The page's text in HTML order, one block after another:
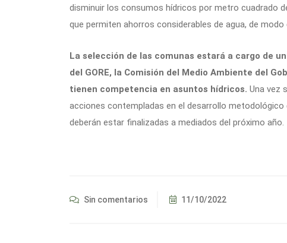
disminuir los consumos hídricos por metro cuadrado
que permiten ahorros considerables de agua, de
La selección de las comunas estará a cargo de
del GORE, la Comisión del Medio Ambiente del
tienen competencia en asuntos hídricos. Una vez
acciones contempladas en el desarrollo metodológico
deberán estar finalizadas a mediados del próximo año.
Sin comentarios 11/10/2022